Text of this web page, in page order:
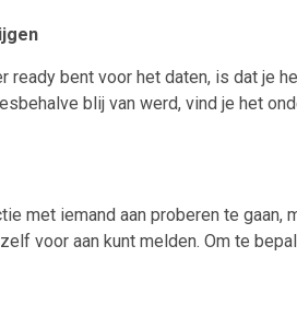
ready bent voor het daten, is dat je
blij van werd, vind je het
met iemand aan proberen te gaan,
voor aan kunt melden. Om te